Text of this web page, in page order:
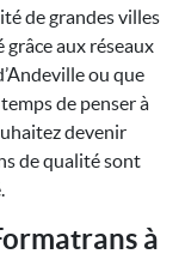
de grandes villes
aux réseaux
ou que
de penser à
devenir
de qualité sont
à